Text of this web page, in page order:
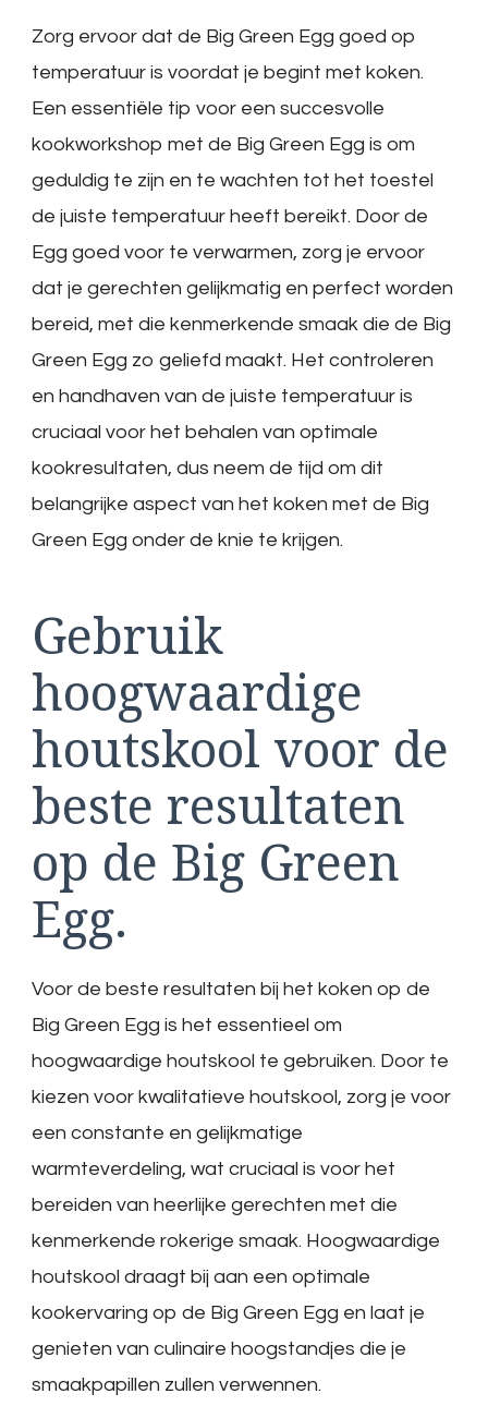
Zorg ervoor dat de Big Green Egg goed op
temperatuur is voordat je begint met koken.
Een essentiële tip voor een succesvolle
kookworkshop met de Big Green Egg is om
geduldig te zijn en te wachten tot het toestel
de juiste temperatuur heeft bereikt. Door de
Egg goed voor te verwarmen, zorg je ervoor
dat je gerechten gelijkmatig en perfect worden
bereid, met die kenmerkende smaak die de Big
Green Egg zo geliefd maakt. Het controleren
en handhaven van de juiste temperatuur is
cruciaal voor het behalen van optimale
kookresultaten, dus neem de tijd om dit
belangrijke aspect van het koken met de Big
Green Egg onder de knie te krijgen.
Gebruik
hoogwaardige
houtskool voor de
beste resultaten
op de Big Green
Egg.
Voor de beste resultaten bij het koken op de
Big Green Egg is het essentieel om
hoogwaardige houtskool te gebruiken. Door te
kiezen voor kwalitatieve houtskool, zorg je voor
een constante en gelijkmatige
warmteverdeling, wat cruciaal is voor het
bereiden van heerlijke gerechten met die
kenmerkende rokerige smaak. Hoogwaardige
houtskool draagt bij aan een optimale
kookervaring op de Big Green Egg en laat je
genieten van culinaire hoogstandjes die je
smaakpapillen zullen verwennen.